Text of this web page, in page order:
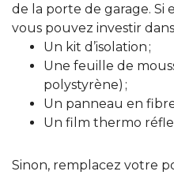
de la porte de garage. Si
vous pouvez investir
Un kit d’isolation ;
Une feuille de
polystyrène) ;
Un panneau en
Un film thermo
Sinon, remplacez votre